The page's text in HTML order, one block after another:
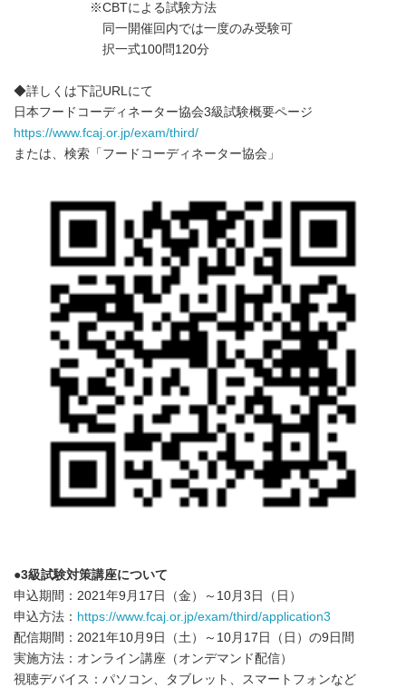
※CBTによる試験方法
同一開催回内では一度のみ受験可
択一式100問120分
◆詳しくは下記URLにて
日本フードコーディネーター協会3級試験概要ページ
https://www.fcaj.or.jp/exam/third/
または、検索「フードコーディネーター協会」
●3級試験対策講座について
申込期間：2021年9月17日（金）～10月3日（日）
申込方法： https://www.fcaj.or.jp/exam/third/application3
配信期間：2021年10月9日（土）～10月17日（日）の9日間
実施方法：オンライン講座（オンデマンド配信）
視聴デバイス：パソコン、タブレット、スマートフォンなど